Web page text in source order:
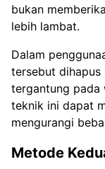
bukan
lebih lambat.
Dalam
tersebut
tergantung pada
teknik ini dapat
mengurangi
Metode